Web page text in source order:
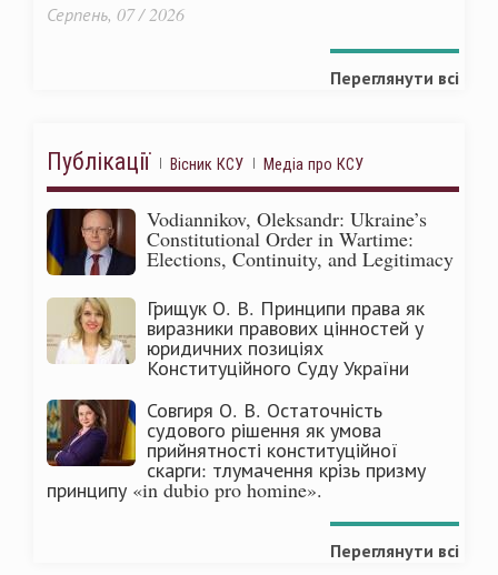
Серпень, 07 / 2026
Переглянути всі
Публікації Вісник КСУ Медіа про КСУ
Vodiannikov, Oleksandr: Ukraine’s
Constitutional Order in Wartime:
Elections, Continuity, and Legitimacy
Грищук О. В. Принципи права як
виразники правових цінностей у
юридичних позиціях
Конституційного Суду України
Совгиря О. В. Остаточність
судового рішення як умова
прийнятності конституційної
скарги: тлумачення крізь призму
принципу «in dubio pro homine».
Переглянути всі